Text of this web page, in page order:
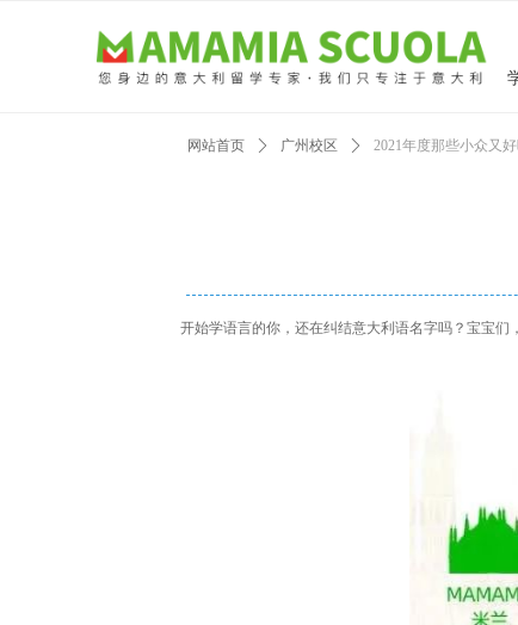
网站首页 ꄲ 广州校区 ꄲ 2021年度那些小众又
开始学语言的你，还在纠结意大利语名字吗？宝宝们